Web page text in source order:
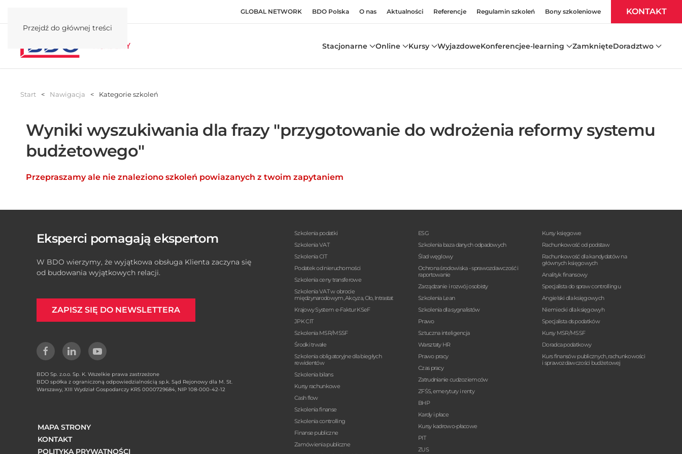
Przejdź do głównej treści
GLOBAL NETWORK BDO Polska O nas Aktualności Referencje Regulamin szkoleń Bony szkoleniowe KONTAKT
Stacjonarne Online Kursy WyjazdoweKonferencjee-learning ZamknięteDoradztwo
Start Nawigacja Kategorie szkoleń
Wyniki wyszukiwania dla frazy "przygotowanie do wdrożenia reformy systemu
budżetowego"
Przepraszamy ale nie znaleziono szkoleń powiazanych z twoim zapytaniem
Eksperci pomagają ekspertom
W BDO wierzymy, że wyjątkowa obsługa Klienta zaczyna się
od budowania wyjątkowych relacji.
ZAPISZ SIĘ DO NEWSLETTERA
BDO Sp. z.o.o. Sp. K. Wszelkie prawa zastrzeżone
BDO spółka z ograniczoną odpowiedzialnością sp.k. Sąd Rejonowy dla M. St.
Warszawy, XIII Wydział Gospodarczy KRS 0000729684, NIP 108-000-42-12
MAPA STRONY
KONTAKT
POLITYKA PRYWATNOŚCI
Szkolenia podatki
Szkolenia VAT
Szkolenia CIT
Podatek od nieruchomości
Szkolenia ceny transferowe
Szkolenia VAT w obrocie
międzynarodowym, Akcyza, Cło, Intrastat
Krajowy System e-Faktur KSeF
JPK CIT
Szkolenia MSR/MSSF
Środki trwałe
Szkolenia obligatoryjne dla biegłych
rewidentów
Szkolenia bilans
Kursy rachunkowe
Cash flow
Szkolenia finanse
Szkolenia controlling
Finanse publiczne
Zamówienia publiczne
ESG
Szkolenia baza danych odpadowych
Ślad węglowy
Ochrona środowiska - sprawozdawczość i
raportowanie
Zarządzanie i rozwój osobisty
Szkolenia Lean
Szkolenia dla sygnalistów
Prawo
Sztuczna inteligencja
Warsztaty HR
Prawo pracy
Czas pracy
Zatrudnianie cudzoziemców
ZFŚS, emerytury i renty
BHP
Kardy i płace
Kursy kadrowo-płacowe
PIT
ZUS
Kursy księgowe
Rachunkowość od podstaw
Rachunkowość dla kandydatów na
głównych księgowych
Analityk finansowy
Specjalista do spraw controllingu
Angielski dla księgowych
Niemiecki dla księgowyh
Specjalista ds podatków
Kursy MSR/MSSF
Doradca podatkowy
Kurs finansów publicznych, rachunkowości
i sprawozdawczości budżetowej